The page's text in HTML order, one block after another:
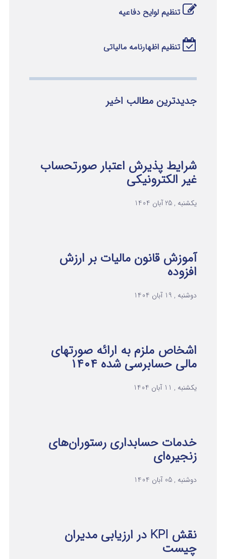
تنظیم لوایح دفاعیه
تنظیم اظهارنامه مالیاتی
جدیدترین مطالب اخیر
شرایط پذیرش اعتبار صورتحساب
غیر الکترونیکی
یکشنبه , 25 آبان 1404
آموزش قانون مالیات بر ارزش
افزوده
دوشنبه , 19 آبان 1404
اشخاص ملزم به ارائه صورتهای
مالی حسابرسی شده ۱۴۰۴
یکشنبه , 11 آبان 1404
خدمات حسابداری رستوران‌های
زنجیره‌ای
دوشنبه , 05 آبان 1404
نقش KPI در ارزیابی مدیران
چیست